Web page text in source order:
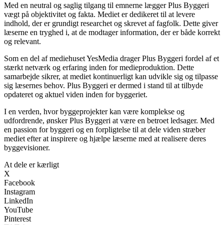
Med en neutral og saglig tilgang til emnerne lægger Plus Byggeri
vægt på objektivitet og fakta. Mediet er dedikeret til at levere
indhold, der er grundigt researchet og skrevet af fagfolk. Dette giver
læserne en tryghed i, at de modtager information, der er både korrekt
og relevant.
Som en del af mediehuset YesMedia drager Plus Byggeri fordel af et
stærkt netværk og erfaring inden for medieproduktion. Dette
samarbejde sikrer, at mediet kontinuerligt kan udvikle sig og tilpasse
sig læsernes behov. Plus Byggeri er dermed i stand til at tilbyde
opdateret og aktuel viden inden for byggeriet.
I en verden, hvor byggeprojekter kan være komplekse og
udfordrende, ønsker Plus Byggeri at være en betroet ledsager. Med
en passion for byggeri og en forpligtelse til at dele viden stræber
mediet efter at inspirere og hjælpe læserne med at realisere deres
byggevisioner.
At dele er kærligt
X
Facebook
Instagram
LinkedIn
YouTube
Pinterest